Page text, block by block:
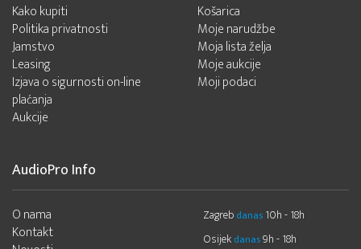
Kako kupiti
Politika privatnosti
Jamstvo
Leasing
Izjava o sigurnosti on-line
plaćanja
Aukcije
Košarica
Moje narudžbe
Moja lista želja
Moje aukcije
Moji podaci
AudioPro Info
O nama
Kontakt
Zagreb danas 10h - 18h
Osijek danas9h - 18h